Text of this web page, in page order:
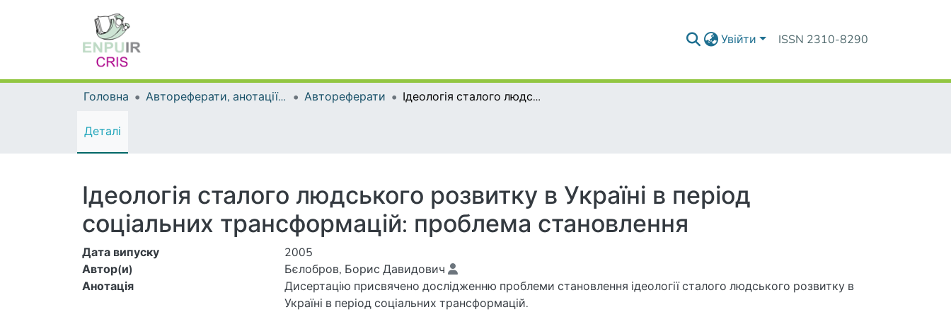
Увійти ISSN 2310-8290
Головна Автореферати, анотації до дисертацій та дисертації Автореферати Ідеологія сталого людського розвитку в Україні в період соціальних трансформацій: проблема становлення
Деталі
Ідеологія сталого людського розвитку в Україні в період
соціальних трансформацій: проблема становлення
Дата випуску
2005
Автор(и)
Бєлобров, Борис Давидович
Анотація
Дисертацію присвячено дослідженню проблеми становлення ідеології сталого людського розвитку в